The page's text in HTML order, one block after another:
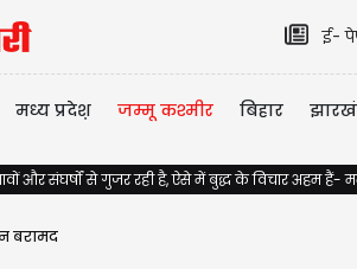
ई-
मध्य प्रदेश़ जम्मू कश्मीर बिहार
और संघर्षों से गुजर रही है, ऐसे में बुद्ध के विचार अहम हैं-
बरामद